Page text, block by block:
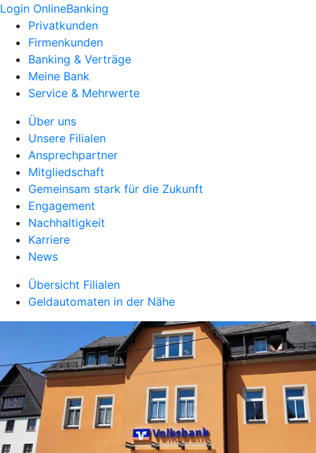
Login OnlineBanking
Privatkunden
Firmenkunden
Banking & Verträge
Meine Bank
Service & Mehrwerte
Über uns
Unsere Filialen
Ansprechpartner
Mitgliedschaft
Gemeinsam stark für die Zukunft
Engagement
Nachhaltigkeit
Karriere
News
Übersicht Filialen
Geldautomaten in der Nähe